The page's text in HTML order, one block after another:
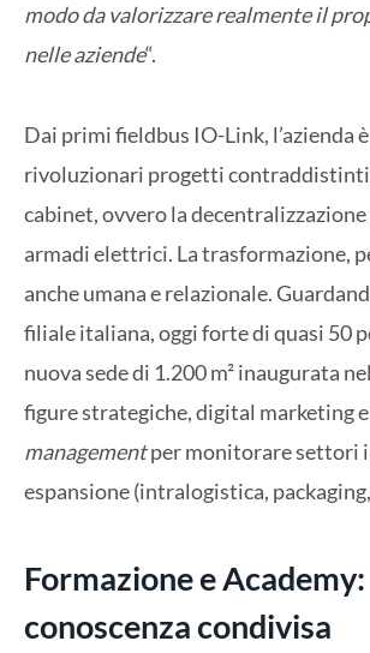
modo da valorizzare realmente il
nelle aziende“.
Dai primi fieldbus IO-Link, l’azienda
rivoluzionari progetti
cabinet, ovvero la decentralizzazione
armadi elettrici. La trasformazione,
anche umana e relazionale.
filiale italiana, oggi forte di quasi 50
nuova sede di 1.200 m² inaugurata
figure strategiche, digital marketing e
managementper monitorare settori
espansione (intralogistica,
Formazione e Academy:
conoscenza condivisa